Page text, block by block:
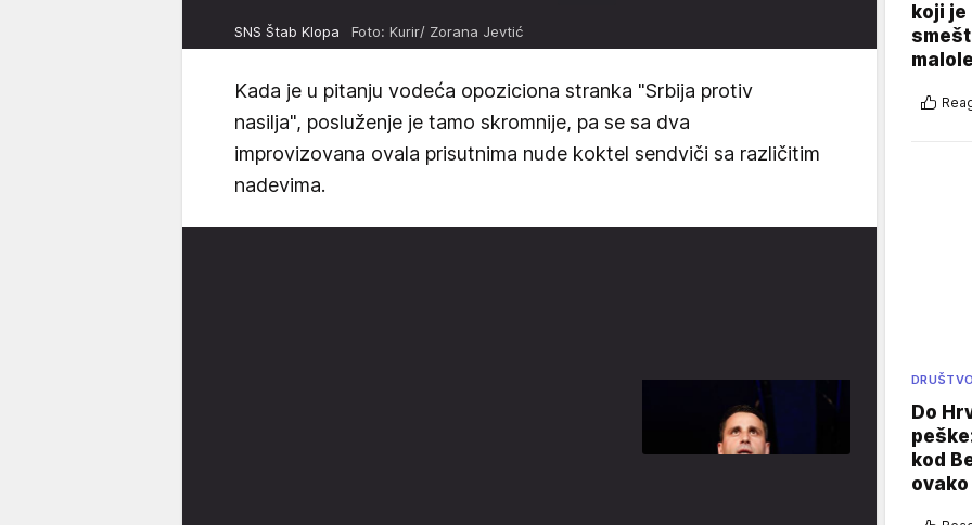
SNS Štab Klopa Foto: Kurir/ Zorana Jevtić
Kada je u pitanju vodeća opoziciona stranka "Srbija protiv
nasilja", posluženje je tamo skromnije, pa se sa dva
improvizovana ovala prisutnima nude koktel sendviči sa različitim
nadevima.
koji
DRUŠTVO
Do
kod